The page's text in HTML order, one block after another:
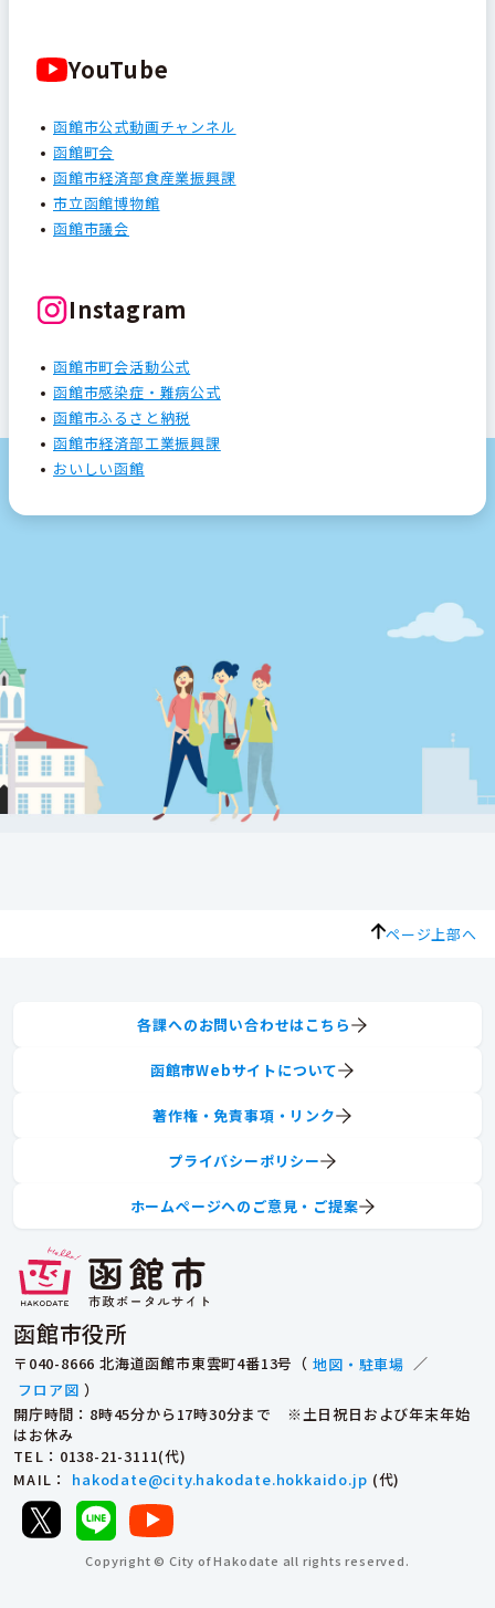
YouTube
函館市公式動画チャンネル
函館町会
函館市経済部食産業振興課
市立函館博物館
函館市議会
Instagram
函館市町会活動公式
函館市感染症・難病公式
函館市ふるさと納税
函館市経済部工業振興課
おいしい函館
ページ上部へ
函館市役所
〒040-8666 北海道函館市東雲町4番13号（ 地図・駐車場 ／
フロア図 ）
開庁時間：8時45分から17時30分まで ※土日祝日および年末年始
はお休み
TEL ：0138-21-3111(代)
MAIL ： hakodate@city.hakodate.hokkaido.jp (代)
各課へのお問い合わせはこちら
函館市Webサイトについて
著作権・免責事項・リンク
プライバシーポリシー
ホームページへのご意見・ご提案
Copyright © City of Hakodate all rights reserved.